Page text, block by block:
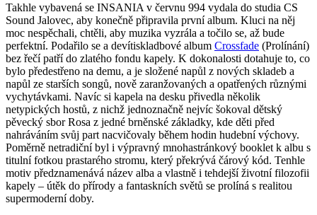
Takhle vybavená se INSANIA v červnu 994 vydala do studia CS
Sound Jalovec, aby konečně připravila první album. Kluci na něj
moc nespěchali, chtěli, aby muzika vyzrála a točilo se, až bude
perfektní. Podařilo se a devítiskladbové album Crossfade (Prolínání)
bez řečí patří do zlatého fondu kapely. K dokonalosti dotahuje to, co
bylo předestřeno na demu, a je složené napůl z nových skladeb a
napůl ze starších songů, nově zaranžovaných a opatřených různými
vychytávkami. Navíc si kapela na desku přivedla několik
netypických hostů, z nichž jednoznačně nejvíc šokoval dětský
pěvecký sbor Rosa z jedné brněnské základky, kde děti před
nahráváním svůj part nacvičovaly během hodin hudební výchovy.
Poměrně netradiční byl i výpravný mnohastránkový booklet k albu s
titulní fotkou prastarého stromu, který překrývá čárový kód. Tenhle
motiv předznamenává název alba a vlastně i tehdejší životní filozofii
kapely – útěk do přírody a fantaskních světů se prolíná s realitou
supermoderní doby.